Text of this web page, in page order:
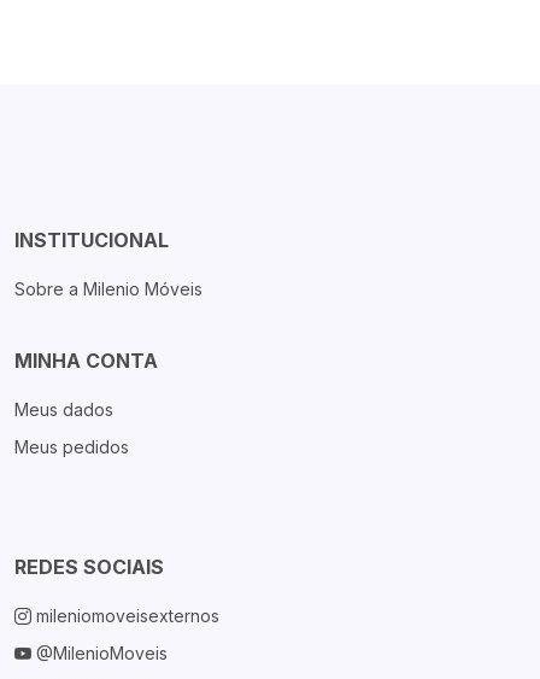
INSTITUCIONAL
Sobre a Milenio Móveis
MINHA CONTA
Meus dados
Meus pedidos
REDES SOCIAIS
mileniomoveisexternos
@MilenioMoveis